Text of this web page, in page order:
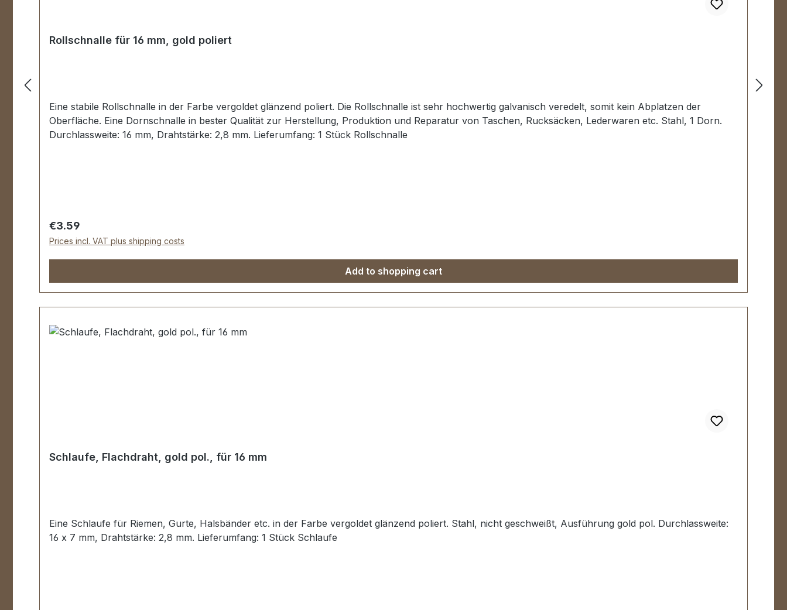
Rollschnalle für 16 mm, gold poliert
Eine stabile Rollschnalle in der Farbe vergoldet glänzend poliert. Die Rollschnalle ist sehr hochwertig galvanisch veredelt, somit kein Abplatzen der
Oberfläche. Eine Dornschnalle in bester Qualität zur Herstellung, Produktion und Reparatur von Taschen, Rucksäcken, Lederwaren etc. Stahl, 1 Dorn.
Durchlassweite: 16 mm, Drahtstärke: 2,8 mm. Lieferumfang: 1 Stück Rollschnalle
Regular price:
€3.59
Prices incl. VAT plus shipping costs
Add to shopping cart
Schlaufe, Flachdraht, gold pol., für 16 mm
Eine Schlaufe für Riemen, Gurte, Halsbänder etc. in der Farbe vergoldet glänzend poliert. Stahl, nicht geschweißt, Ausführung gold pol. Durchlassweite:
16 x 7 mm, Drahtstärke: 2,8 mm. Lieferumfang: 1 Stück Schlaufe